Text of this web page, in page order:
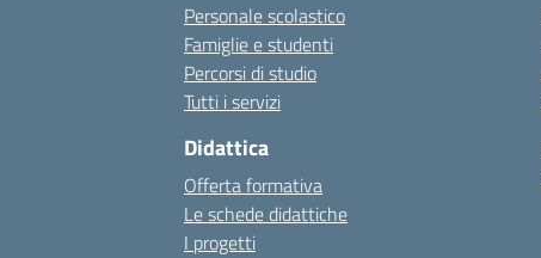
Personale scolastico
Famiglie e studenti
Percorsi di studio
Tutti i servizi
Didattica
Offerta formativa
Le schede didattiche
I progetti